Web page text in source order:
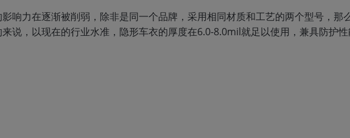
响力在逐渐被削弱，除非是同一个品牌，采用相同材质和工艺的两个型号，那
说，以现在的行业水准，隐形车衣的厚度在6.0-8.0mil就足以使用，兼具防护